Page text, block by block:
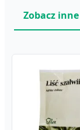
Zobacz